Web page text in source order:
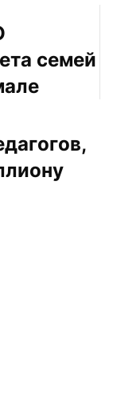
семей